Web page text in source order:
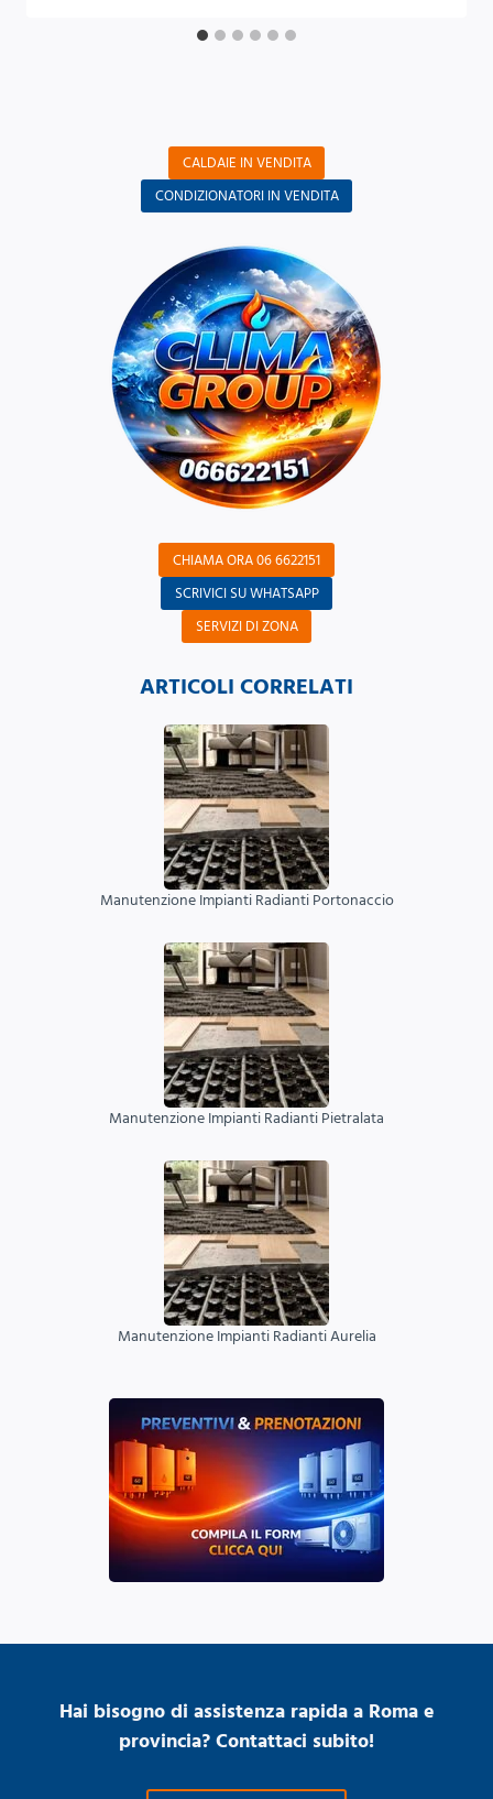
CALDAIE IN VENDITA
CONDIZIONATORI IN VENDITA
CHIAMA ORA 06 6622151
SCRIVICI SU WHATSAPP
SERVIZI DI ZONA
ARTICOLI CORRELATI
Manutenzione Impianti Radianti Portonaccio
Manutenzione Impianti Radianti Pietralata
Manutenzione Impianti Radianti Aurelia
Hai bisogno di assistenza rapida a Roma e
provincia? Contattaci subito!